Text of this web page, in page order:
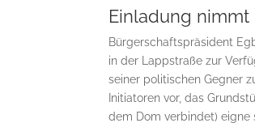
Einladung
Bürgerschaftspräsident
in der Lappstraße zur
seiner politischen Gegner
Initiatoren vor, das
dem Dom verbindet) eigne